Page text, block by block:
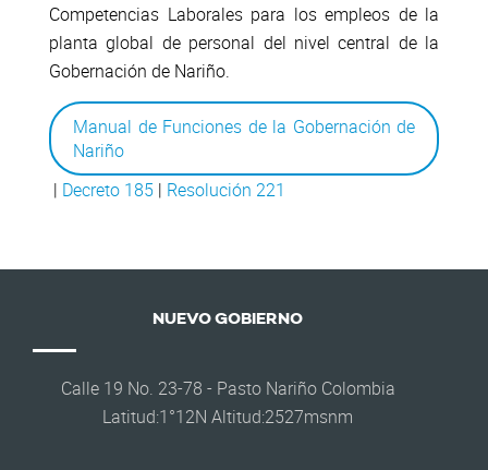
Competencias Laborales para los empleos de la
planta global de personal del nivel central de la
Gobernación de Nariño.
Manual de Funciones de la Gobernación de
Nariño
| Decreto 185 | Resolución 221
NUEVO GOBIERNO
Calle 19 No. 23-78 - Pasto Nariño Colombia
Latitud:1°12N Altitud:2527msnm